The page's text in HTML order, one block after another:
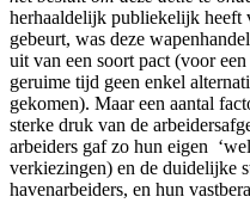
herhaaldelijk publiekelijk heeft
gebeurt, was deze
uit van een soort pact (voor
geruime tijd geen enkel
gekomen). Maar een aantal
sterke druk van de
arbeiders gaf zo hun eigen
verkiezingen) en de duidelijke
havenarbeiders, en hun